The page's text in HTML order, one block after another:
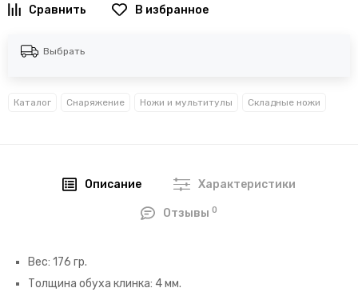
В избранное
Выбрать
Каталог Снаряжение Ножи и мультитулы Складные ножи
Описание Характеристики
Отзывы0
Вес: 176 гр.
Толщина обуха клинка: 4 мм.